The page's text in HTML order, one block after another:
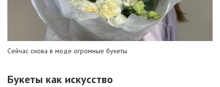
Сейчас снова в моде огромные букеты
Букеты как искусство